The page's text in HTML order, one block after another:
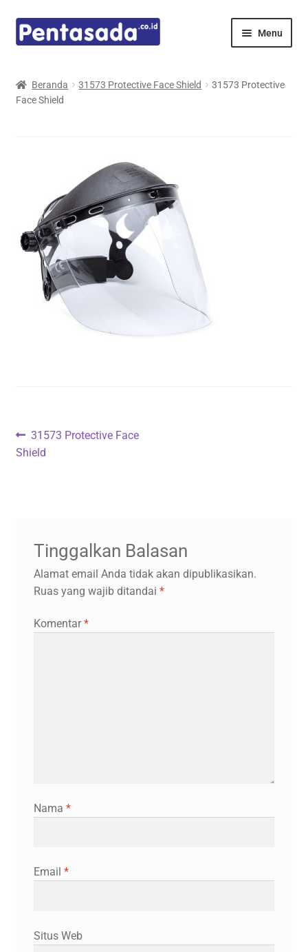
Skip
to
Skip
to
Menu
child
Mindray
E-Catalogue
Beranda 31573 Protective Face Shield
31573 Protective
Face Shield
Navigasi
pos
Previous
post:
31573 Protective Face
Shield
Tinggalkan Balasan
Alamat email Anda tidak akan dipublikasikan.
Ruas yang wajib ditandai *
Komentar*
Nama *
Email *
Situs Web